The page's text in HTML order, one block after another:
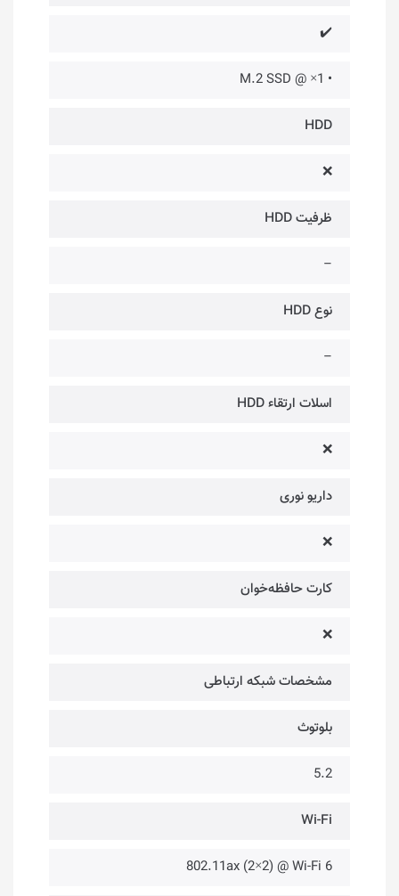
✔️
• 1× @ M.2 SSD
HDD
❌
ظرفیت HDD
–
نوع HDD
–
اسلات ارتقاء HDD
❌
داریو نوری
❌
کارت حافظه‌خوان
❌
مشخصات شبکه ارتباطی
بلوتوث
5.2
Wi-Fi
802.11ax (2×2) @ Wi-Fi 6